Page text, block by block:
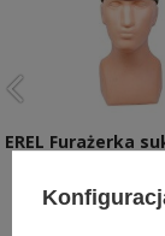
EREL Furażerka
105,00